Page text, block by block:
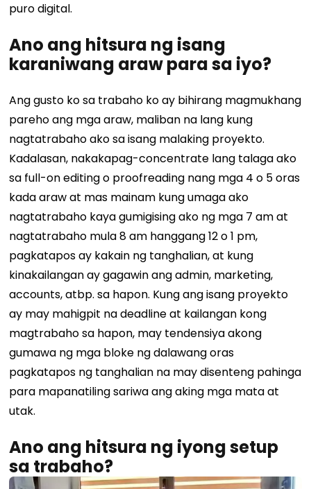
puro digital.
Ano ang hitsura ng isang
karaniwang araw para sa iyo?
Ang gusto ko sa trabaho ko ay bihirang magmukhang
pareho ang mga araw, maliban na lang kung
nagtatrabaho ako sa isang malaking proyekto.
Kadalasan, nakakapag-concentrate lang talaga ako
sa full-on editing o proofreading nang mga 4 o 5 oras
kada araw at mas mainam kung umaga ako
nagtatrabaho kaya gumigising ako ng mga 7 am at
nagtatrabaho mula 8 am hanggang 12 o 1 pm,
pagkatapos ay kakain ng tanghalian, at kung
kinakailangan ay gagawin ang admin, marketing,
accounts, atbp. sa hapon. Kung ang isang proyekto
ay may mahigpit na deadline at kailangan kong
magtrabaho sa hapon, may tendensiya akong
gumawa ng mga bloke ng dalawang oras
pagkatapos ng tanghalian na may disenteng pahinga
para mapanatiling sariwa ang aking mga mata at
utak.
Ano ang hitsura ng iyong setup
sa trabaho?